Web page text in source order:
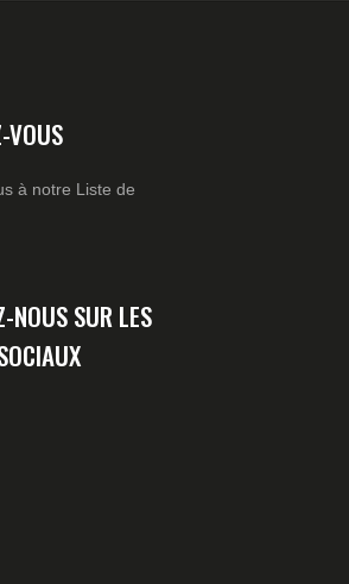
VOUS
à notre Liste de
NOUS SUR LES